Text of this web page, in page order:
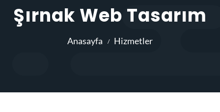
Şırnak Web Tasarım
Anasayfa Hizmetler